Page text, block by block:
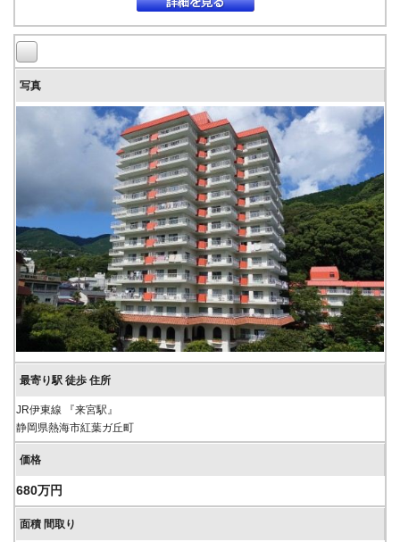
JR伊東線 『来宮駅』
静岡県熱海市紅葉ガ丘町
680万円